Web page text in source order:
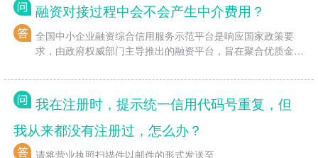
融资对接过程中会不会产生中介费用？
全国中小企业融资综合信用服务示范平台是响应国家政策要
求，由政府权威部门主导推出的融资平台，旨在聚合优质金融
企业融资难、融资贵问题。在协助企业进行融资对接的过程
中，全国中小企业融资综合信用服务示范平台具有政府公益性
质，不收取任何费用。
我在注册时，提示统一信用代码号重复，但
我从来都没有注册过，怎么办？
请将营业执照扫描件以邮件的形式发送至